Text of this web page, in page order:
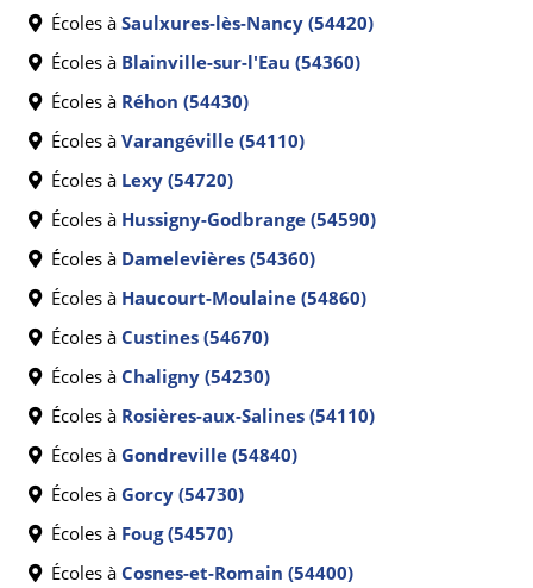
Écoles à Saulxures-lès-Nancy (54420)
Écoles à Blainville-sur-l'Eau (54360)
Écoles à Réhon (54430)
Écoles à Varangéville (54110)
Écoles à Lexy (54720)
Écoles à Hussigny-Godbrange (54590)
Écoles à Damelevières (54360)
Écoles à Haucourt-Moulaine (54860)
Écoles à Custines (54670)
Écoles à Chaligny (54230)
Écoles à Rosières-aux-Salines (54110)
Écoles à Gondreville (54840)
Écoles à Gorcy (54730)
Écoles à Foug (54570)
Écoles à Cosnes-et-Romain (54400)